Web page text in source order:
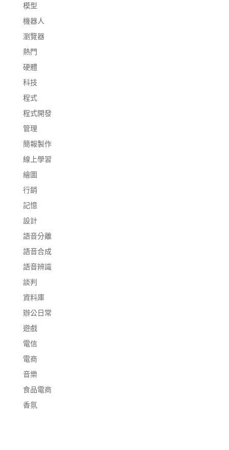
模型
機器人
瀏覽器
熱門
硬體
科技
程式
程式開發
管理
簡報製作
線上學習
繪圖
行銷
記憶
設計
語音分離
語音合成
語音辨識
談判
資料庫
辦公日常
遊戲
電信
電商
音樂
食品電商
香氛